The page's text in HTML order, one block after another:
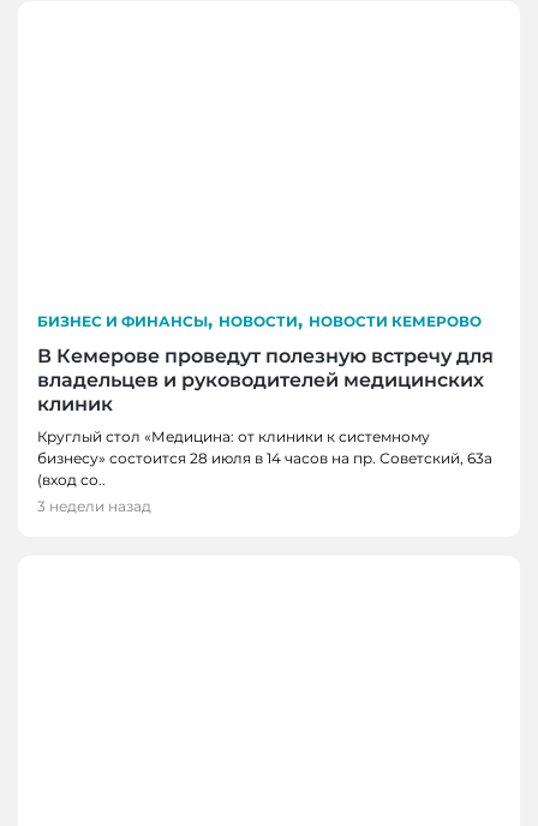
БИЗНЕС И ФИНАНСЫ, НОВОСТИ, НОВОСТИ КЕМЕРОВО
В Кемерове проведут полезную встречу для
владельцев и руководителей медицинских
клиник
Круглый стол «Медицина: от клиники к системному
бизнесу» состоится 28 июля в 14 часов на пр. Советский, 63а
(вход со..
3 недели назад